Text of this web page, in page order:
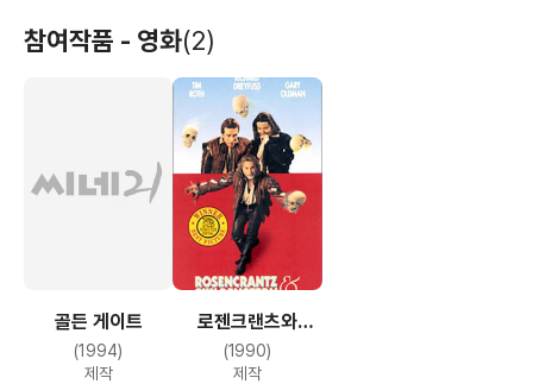
참여작품 - 영화(2)
골든 게이트
(1994)
제작
로젠크랜츠와
길덴스턴은 죽었다
(1990)
제작